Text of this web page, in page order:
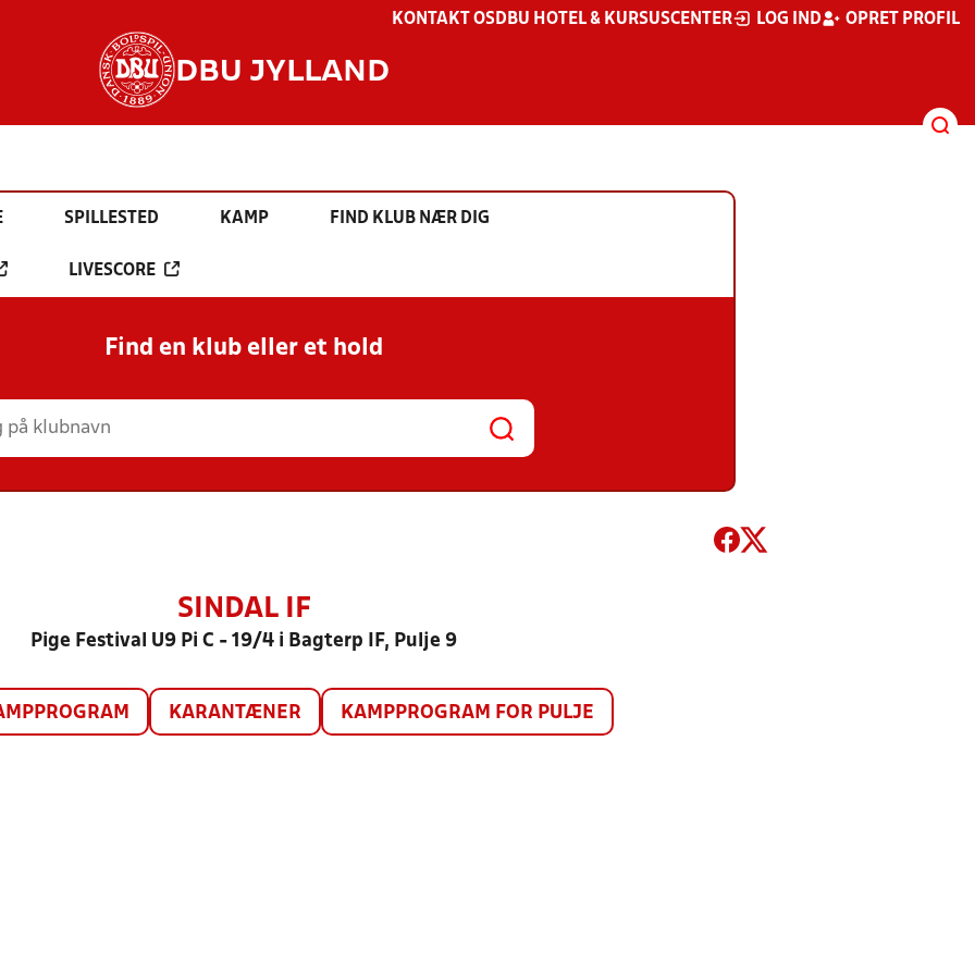
KONTAKT OS DBU HOTEL & KURSUSCENTER LOG IND OPRET PROFIL
DBU JYLLAND
SPILLESTED KAMP FIND KLUB NÆR DIG
LIVESCORE
Find en klub eller et hold
SINDAL IF
Pige Festival U9 Pi C - 19/4 i Bagterp IF, Pulje 9
KARANTÆNER KAMPPROGRAM FOR PULJE